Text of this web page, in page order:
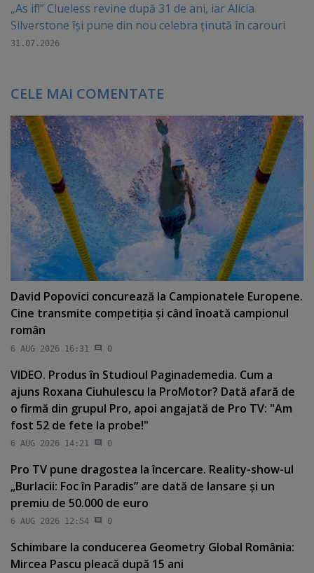
„As if!” Clueless revine după 31 de ani, iar Alicia
Silverstone își pune din nou celebra ținută în carouri
31.07.2026
CELE MAI COMENTATE
David Popovici concurează la Campionatele Europene.
Cine transmite competiţia şi când înoată campionul
român
6 AUG 2026 16:31 0
VIDEO. Produs în Studioul Paginademedia. Cum a
ajuns Roxana Ciuhulescu la ProMotor? Dată afară de
o firmă din grupul Pro, apoi angajată de Pro TV: "Am
fost 52 de fete la probe!"
6 AUG 2026 14:21 0
Pro TV pune dragostea la încercare. Reality-show-ul
„Burlacii: Foc în Paradis” are dată de lansare şi un
premiu de 50.000 de euro
6 AUG 2026 12:54 0
Schimbare la conducerea Geometry Global România:
Mircea Pascu pleacă după 15 ani